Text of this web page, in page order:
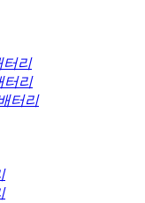
터리
터리
터리